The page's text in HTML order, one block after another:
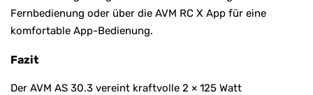
Fernbedienung oder über die AVM RC X App für eine
komfortable App-Bedienung.
Fazit
Der AVM AS 30.3 vereint kraftvolle 2 × 125 Watt